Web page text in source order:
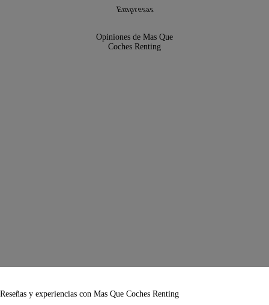
Empresas
Opiniones de Mas Que
Coches Renting
Reseñas y experiencias con Mas Que Coches Renting